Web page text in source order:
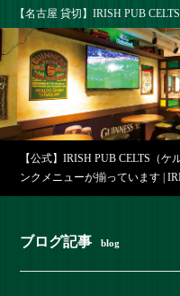
【名古屋 貸切】IRISH PUB
【公式】IRISH PUB CELTS（
ンクメニューが揃っています |
ブログ記事 blog